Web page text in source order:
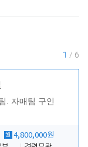
1 / 6
. 자매팀 구인
월 4,800,000원